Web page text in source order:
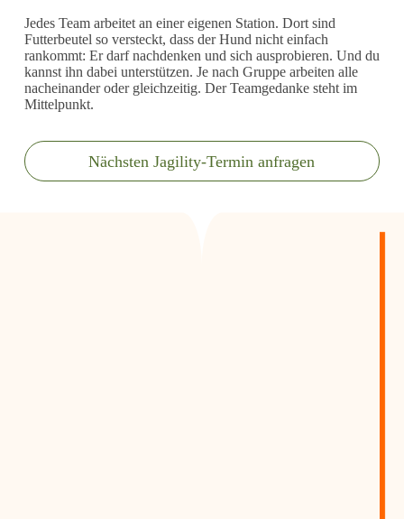
Jedes Team arbeitet an einer eigenen Station. Dort sind
Futterbeutel so versteckt, dass der Hund nicht einfach
rankommt: Er darf nachdenken und sich ausprobieren. Und du
kannst ihn dabei unterstützen. Je nach Gruppe arbeiten alle
nacheinander oder gleichzeitig. Der Teamgedanke steht im
Mittelpunkt.
Nächsten Jagility-Termin anfragen